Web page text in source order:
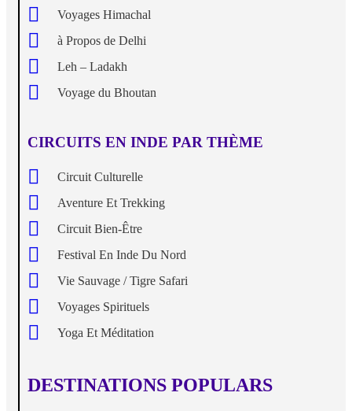
Voyages Himachal
à Propos de Delhi
Leh – Ladakh
Voyage du Bhoutan
CIRCUITS EN INDE PAR THÈME
Circuit Culturelle
Aventure Et Trekking
Circuit Bien-Être
Festival En Inde Du Nord
Vie Sauvage / Tigre Safari
Voyages Spirituels
Yoga Et Méditation
DESTINATIONS POPULARS